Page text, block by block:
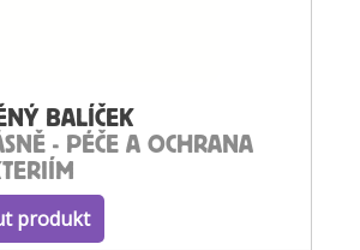
BALÍČEK
- PÉČE A OCHRANA
produkt